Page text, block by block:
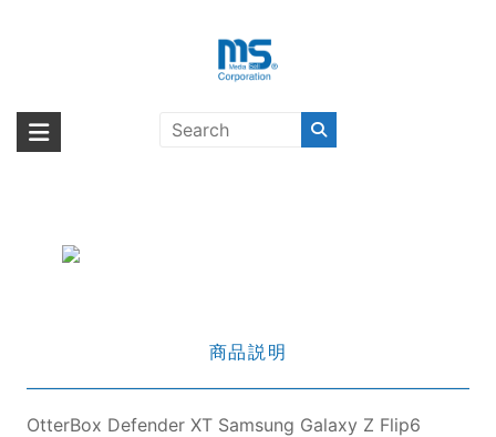
海外輸入ブランド商品｜株式会社
海外事業部が取り揃えている海外輸入商品には、日本では珍しい「海外ブ
ランド」をはじめ「ユニークな商品」「機能的な商品」「コストパフォー
Galaxy Z Flip6 Alpine Lupine
商品説明
OtterBox Defender XT Samsung Galaxy Z Flip6